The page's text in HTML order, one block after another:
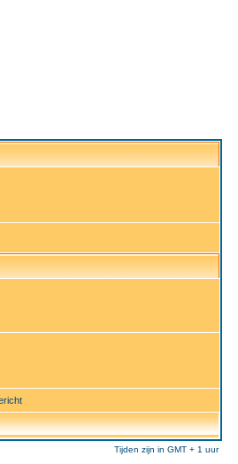
Tijden zijn in GMT + 1 uur